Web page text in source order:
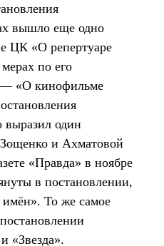
вышло еще одно
ЦК «О репертуаре
по его
— «О кинофильме
выразил один
Зощенко и Ахматовой
«Правда» в ноябре
в постановлении,
То же самое
«Звезда».